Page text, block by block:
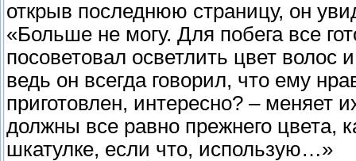
открыв последнюю страницу, он
«Больше не могу. Для побега все
посоветовал осветлить цвет
ведь он всегда говорил, что ему
приготовлен, интересно? – меняет
должны все равно прежнего цвета,
шкатулке, если что, использую…»